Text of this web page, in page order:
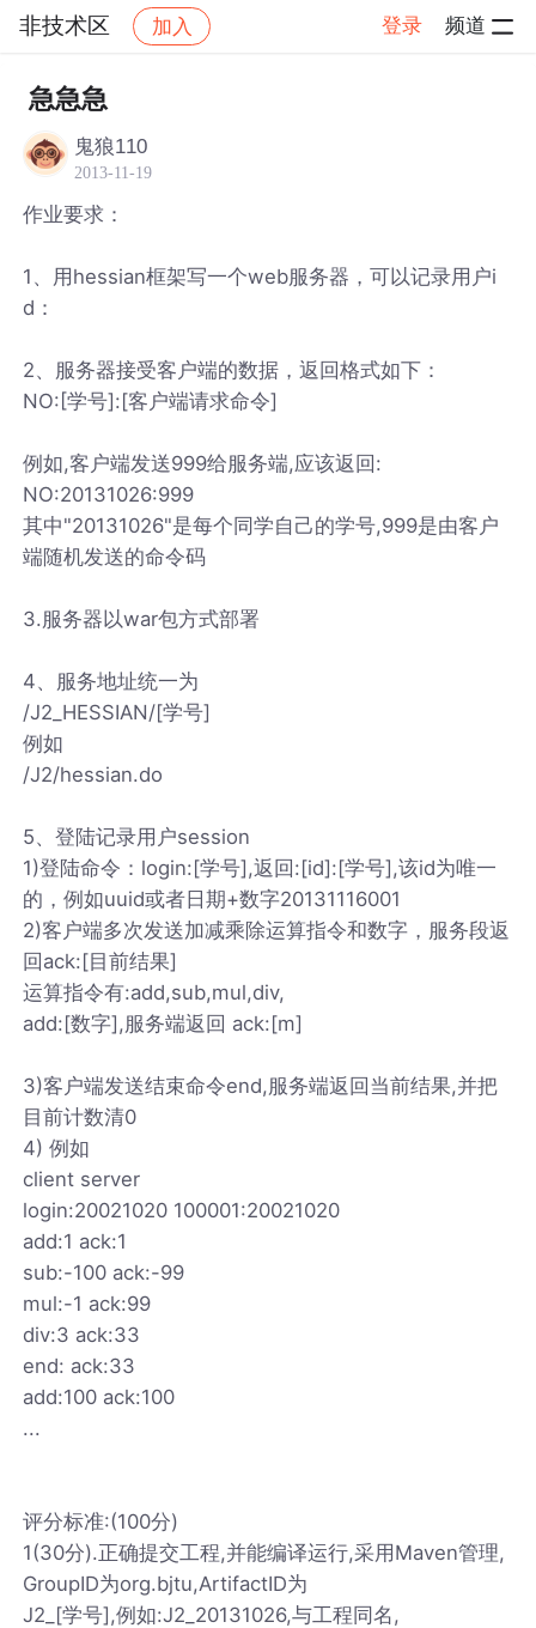
非技术区 加入 登录 频道
社区 非技术区
急急急
鬼狼110
2013-11-19
作业要求：
1、用hessian框架写一个web服务器，可以记录用户i
d：
2、服务器接受客户端的数据，返回格式如下：
NO:[学号]:[客户端请求命令]
例如,客户端发送999给服务端,应该返回:
NO:20131026:999
其中"20131026"是每个同学自己的学号,999是由客户
端随机发送的命令码
3.服务器以war包方式部署
4、服务地址统一为
/J2_HESSIAN/[学号]
例如
/J2/hessian.do
5、登陆记录用户session
1)登陆命令：login:[学号],返回:[id]:[学号],该id为唯一
的，例如uuid或者日期+数字20131116001
2)客户端多次发送加减乘除运算指令和数字，服务段返
回ack:[目前结果]
运算指令有:add,sub,mul,div,
add:[数字],服务端返回 ack:[m]
3)客户端发送结束命令end,服务端返回当前结果,并把
目前计数清0
4) 例如
client server
login:20021020 100001:20021020
add:1 ack:1
sub:-100 ack:-99
mul:-1 ack:99
div:3 ack:33
end: ack:33
add:100 ack:100
...
评分标准:(100分)
1(30分).正确提交工程,并能编译运行,采用Maven管理,
GroupID为org.bjtu,ArtifactID为
J2_[学号],例如:J2_20131026,与工程同名,